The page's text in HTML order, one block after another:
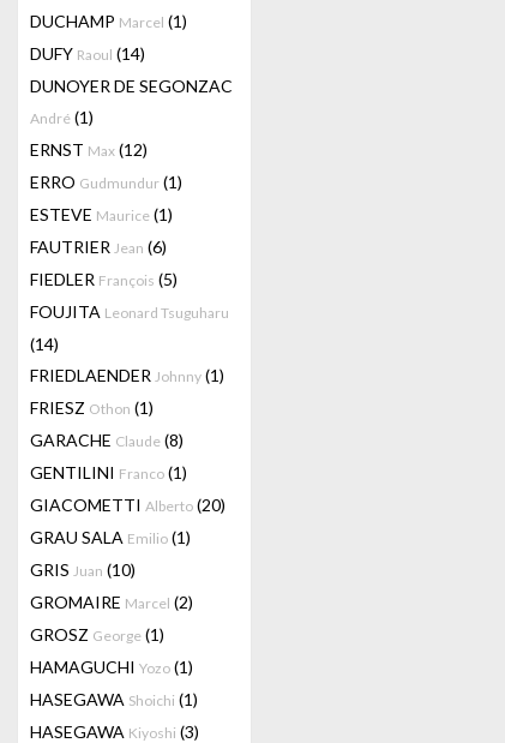
DUCHAMP Marcel (1)
DUFY Raoul (14)
DUNOYER DE SEGONZAC
André (1)
ERNST Max (12)
ERRO Gudmundur (1)
ESTEVE Maurice (1)
FAUTRIER Jean (6)
FIEDLER François (5)
FOUJITA Leonard Tsuguharu
(14)
FRIEDLAENDER Johnny (1)
FRIESZ Othon (1)
GARACHE Claude (8)
GENTILINI Franco (1)
GIACOMETTI Alberto (20)
GRAU SALA Emilio (1)
GRIS Juan (10)
GROMAIRE Marcel (2)
GROSZ George (1)
HAMAGUCHI Yozo (1)
HASEGAWA Shoichi (1)
HASEGAWA Kiyoshi (3)